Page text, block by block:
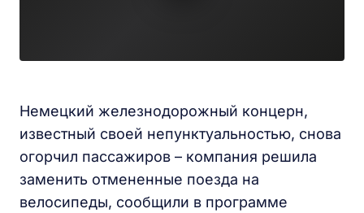
Немецкий железнодорожный концерн,
известный своей непунктуальностью, снова
огорчил пассажиров – компания решила
заменить отмененные поезда на
велосипеды, сообщили в программе